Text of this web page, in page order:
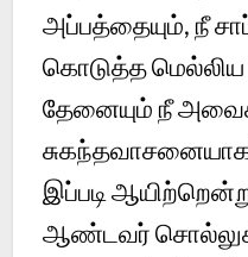
அப்பத்தையும், நீ
கொடுத்த மெல்லிய
தேனையும் நீ
இப்படி
ஆண்டவர்